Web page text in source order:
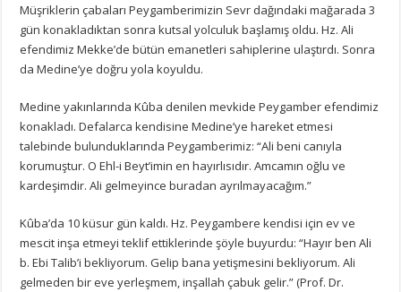
Müşriklerin çabaları Peygamberimizin Sevr dağındaki mağarada 3
gün konakladıktan sonra kutsal yolculuk başlamış oldu. Hz. Ali
efendimiz Mekke’de bütün emanetleri sahiplerine ulaştırdı. Sonra
da Medine’ye doğru yola koyuldu.
Medine yakınlarında Kûba denilen mevkide Peygamber efendimiz
konakladı. Defalarca kendisine Medine’ye hareket etmesi
talebinde bulunduklarında Peygamberimiz: “Ali beni canıyla
korumuştur. O Ehl-i Beyt’imin en hayırlısıdır. Amcamın oğlu ve
kardeşimdir. Ali gelmeyince buradan ayrılmayacağım.”
Kûba’da 10 küsur gün kaldı. Hz. Peygambere kendisi için ev ve
mescit inşa etmeyi teklif ettiklerinde şöyle buyurdu: “Hayır ben Ali
b. Ebi Talib’i bekliyorum. Gelip bana yetişmesini bekliyorum. Ali
gelmeden bir eve yerleşmem, inşallah çabuk gelir.” (Prof. Dr.